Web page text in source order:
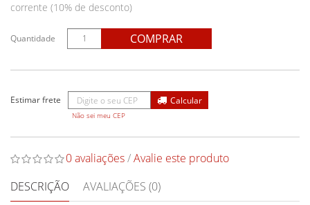
corrente (10% de desconto)
Quantidade COMPRAR
Não sei meu CEP
0 avaliações/Avalie este produto
DESCRIÇÃO
AVALIAÇÕES (0)